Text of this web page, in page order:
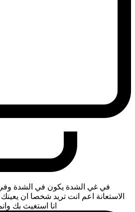
في غي الشدة يكون في الشدة وفي
الاستعانة اعم انت تريد شخصا ان
انا استغيث بك